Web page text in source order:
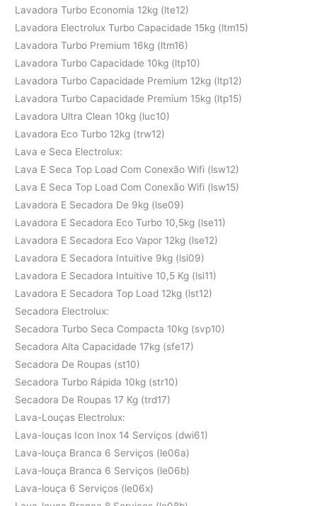
Lavadora Turbo Economia 12kg (lte12)
Lavadora Electrolux Turbo Capacidade 15kg (ltm15)
Lavadora Turbo Premium 16kg (ltm16)
Lavadora Turbo Capacidade 10kg (ltp10)
Lavadora Turbo Capacidade Premium 12kg (ltp12)
Lavadora Turbo Capacidade Premium 15kg (ltp15)
Lavadora Ultra Clean 10kg (luc10)
Lavadora Eco Turbo 12kg (trw12)
Lava e Seca Electrolux:
Lava E Seca Top Load Com Conexão Wifi (lsw12)
Lava E Seca Top Load Com Conexão Wifi (lsw15)
Lavadora E Secadora De 9kg (lse09)
Lavadora E Secadora Eco Turbo 10,5kg (lse11)
Lavadora E Secadora Eco Vapor 12kg (lse12)
Lavadora E Secadora Intuitive 9kg (lsi09)
Lavadora E Secadora Intuitive 10,5 Kg (lsi11)
Lavadora E Secadora Top Load 12kg (lst12)
Secadora Electrolux:
Secadora Turbo Seca Compacta 10kg (svp10)
Secadora Alta Capacidade 17kg (sfe17)
Secadora De Roupas (st10)
Secadora Turbo Rápida 10kg (str10)
Secadora De Roupas 17 Kg (trd17)
Lava-Louças Electrolux:
Lava-louças Icon Inox 14 Serviços (dwi61)
Lava-louça Branca 6 Serviços (le06a)
Lava-louça Branca 6 Serviços (le06b)
Lava-louça 6 Serviços (le06x)